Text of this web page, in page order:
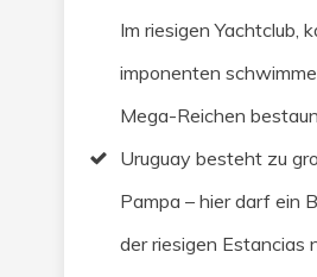
Im riesigen Yachtclub,
imponenten
Mega-Reichen
Uruguay besteht zu
Pampa – hier darf ein
der riesigen Estancias